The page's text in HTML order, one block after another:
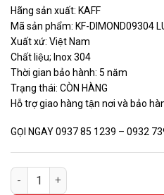
là:
Hãng sản xuất: KAFF
Mã sản phẩm: KF-DIMOND09304
Xuất xứ: Việt Nam
Chất liệu; Inox 304
Thời gian bảo hành: 5 năm
Trạng thái: CÒN HÀNG
Hỗ trợ giao hàng tận nơi và bảo
GỌI NGAY 0937 85 1239 – 0932
Bộ Nồi KAFF Cao Cấp KF-